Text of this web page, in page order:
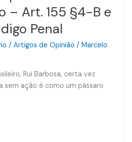
– Art. 155 §4-B e
Penal
/ Artigos de Opinião / Marcelo
Rui Barbosa, certa vez
sem ação é como um pássaro